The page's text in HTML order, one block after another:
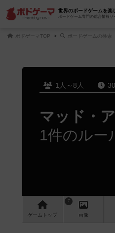
世界のボードゲームを楽
ボードゲーム専門の総合情報サ
ボドゲーマTOP ボードゲームの検索
1人～8人
マッド・
1件のルー
ゲーム トップ
7
画像